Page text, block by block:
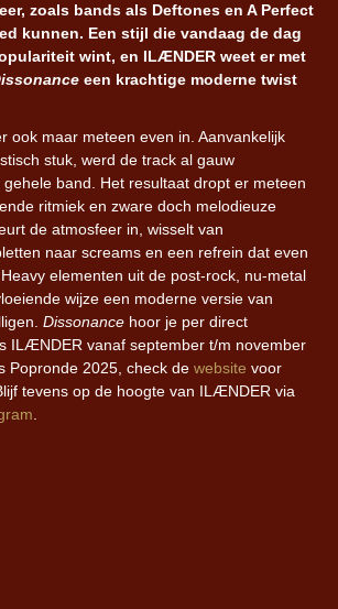
zoals bands als Deftones en A Perfect
kunnen. Een stijl die vandaag de dag
wint, en ILÆNDER weet er met
een krachtige moderne twist
ook maar meteen even in. Aanvankelijk
stuk, werd de track al gauw
band. Het resultaat dropt er meteen
ritmiek en zware doch melodieuze
de atmosfeer in, wisselt van
naar screams en een refrein dat even
elementen uit de post-rock, nu-metal
wijze een moderne versie van
Dissonance hoor je per direct
ILÆNDER vanaf september t/m november
Popronde 2025, check de website voor
tevens op de hoogte van ILÆNDER via
.